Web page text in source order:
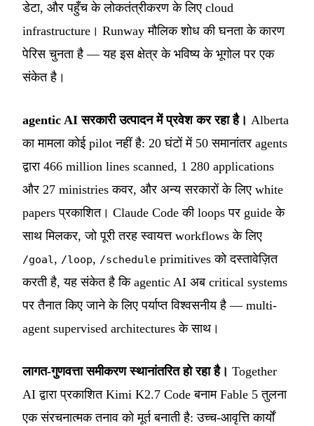
डेटा, और पहुँच के लोकतंत्रीकरण के लिए cloud
infrastructure। Runway मौलिक शोध की घनता के कारण
पेरिस चुनता है — यह इस क्षेत्र के भविष्य के भूगोल पर एक
संकेत है।
agentic AI सरकारी उत्पादन में प्रवेश कर रहा है। Alberta
का मामला कोई pilot नहीं है: 20 घंटों में 50 समानांतर agents
द्वारा 466 million lines scanned, 1 280 applications
और 27 ministries कवर, और अन्य सरकारों के लिए white
papers प्रकाशित। Claude Code की loops पर guide के
साथ मिलकर, जो पूरी तरह स्वायत्त workflows के लिए
/goal , /loop, /schedule primitives को दस्तावेज़ित
करती है, यह संकेत है कि agentic AI अब critical systems
पर तैनात किए जाने के लिए पर्याप्त विश्वसनीय है — multi-
agent supervised architectures के साथ।
लागत-गुणवत्ता समीकरण स्थानांतरित हो रहा है। Together
AI द्वारा प्रकाशित Kimi K2.7 Code बनाम Fable 5 तुलना
एक संरचनात्मक तनाव को मूर्त बनाती है: उच्च-आवृत्ति कार्यों